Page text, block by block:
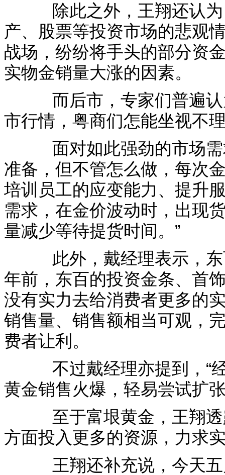
除此之外，王翔还认为
产、股票等投资市场的悲观
战场，纷纷将手头的部分资
实物金销量大涨的因素。
而后市，专家们普遍认
市行情，粤商们怎能坐视不
面对如此强劲的市场需
准备，但不管怎么做，每次
培训员工的应变能力、提升
需求，在金价波动时，出现
量减少等待提货时间。”
此外，戴经理表示，东
年前，东百的投资金条、首
没有实力去给消费者更多的
销售量、销售额相当可观，
费者让利。
不过戴经理亦提到，“经
黄金销售火爆，轻易尝试扩
至于富垠黄金，王翔透
方面投入更多的资源，力求
王翔还补充说，今天五